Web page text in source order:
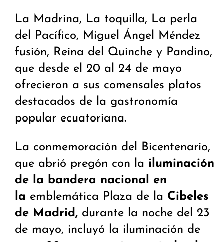
La Madrina, La toquilla, La perla
del Pacífico, Miguel Ángel Méndez
fusión, Reina del Quinche y Pandino,
que desde el 20 al 24 de mayo
ofrecieron a sus comensales platos
destacados de la gastronomía
popular ecuatoriana.
La conmemoración del Bicentenario,
que abrió pregón con la iluminación
de la bandera nacional en
la emblemática Plaza de la Cibeles
de Madrid, durante la noche del 23
de mayo, incluyó la iluminación de